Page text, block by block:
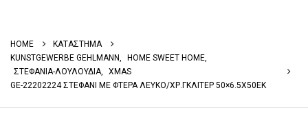
HOME
ΚΑΤΑΣΤΗΜΑ
KUNSTGEWERBE GEHLMANN
HOME SWEET HOME
ΣΤΕΦΑΝΙΑ-ΛΟΥΛΟΥΔΙΑ
XMAS
GE-22202224 ΣΤΕΦΑΝΙ ΜE ΦΤΕΡΑ ΛΕΥΚΟ/ΧΡ.ΓΚΛΙΤΕΡ 50×6.5X50EK